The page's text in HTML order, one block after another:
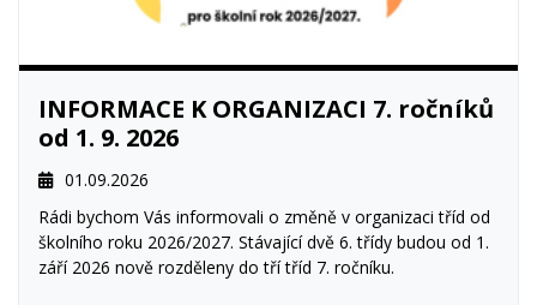
INFORMACE K ORGANIZACI 7. ročníků
od 1. 9. 2026
01.09.2026
Rádi bychom Vás informovali o změně v organizaci tříd od
školního roku 2026/2027. Stávající dvě 6. třídy budou od 1.
září 2026 nově rozděleny do tří tříd 7. ročníku.